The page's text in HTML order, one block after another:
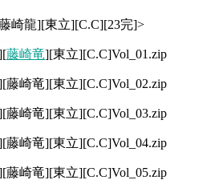
崎龍][東立][C.C][23完]>
藤崎竜][東立][C.C]Vol_01.zip
崎竜][東立][C.C]Vol_02.zip
崎竜][東立][C.C]Vol_03.zip
崎竜][東立][C.C]Vol_04.zip
崎竜][東立][C.C]Vol_05.zip